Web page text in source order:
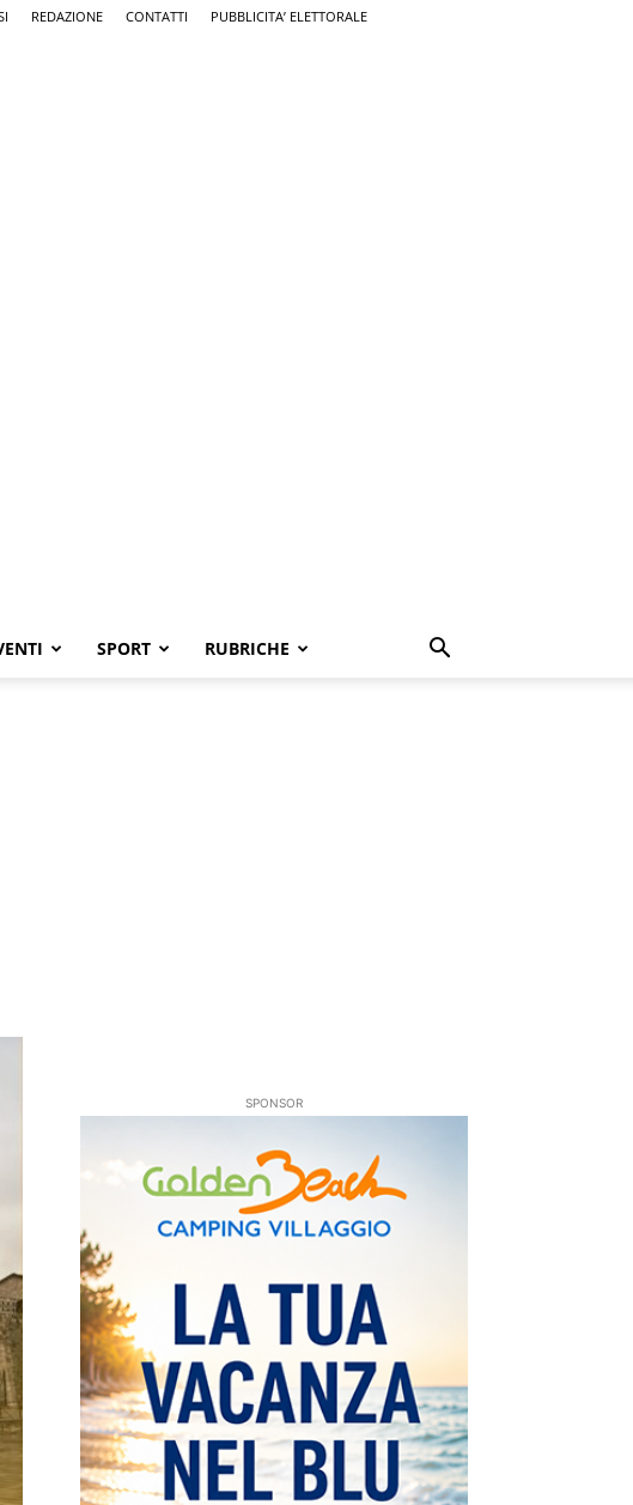
REDAZIONE CONTATTI PUBBLICITA’ ELETTORALE
SPORT RUBRICHE
SPONSOR